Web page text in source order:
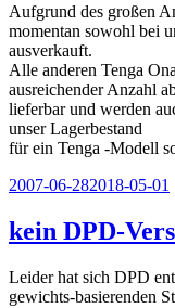
Aufgrund des großen
momentan sowohl bei
ausverkauft.
Alle anderen Tenga
ausreichender Anzahl
lieferbar und werden
unser Lagerbestand
für ein Tenga -Modell
Veröffentlicht
2007-06-282018-05-01
kein DPD-
Leider hat sich DPD
gewichts-basierenden